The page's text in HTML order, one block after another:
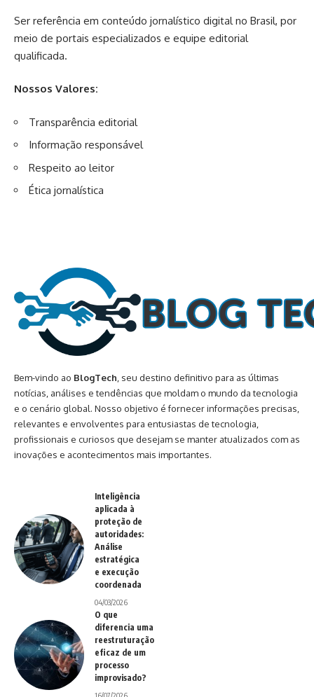
Ser referência em conteúdo jornalístico digital no Brasil, por
meio de portais especializados e equipe editorial
qualificada.
Nossos Valores:
Transparência editorial
Informação responsável
Respeito ao leitor
Ética jornalística
Bem-vindo ao BlogTech , seu destino definitivo para as últimas
notícias, análises e tendências que moldam o mundo da tecnologia
e o cenário global. Nosso objetivo é fornecer informações precisas,
relevantes e envolventes para entusiastas de tecnologia,
profissionais e curiosos que desejam se manter atualizados com as
inovações e acontecimentos mais importantes.
Inteligência
aplicada à
proteção de
autoridades:
Análise
estratégica
e execução
coordenada
04/03/2026
O que
diferencia uma
reestruturação
eficaz de um
processo
improvisado?
16/07/2026